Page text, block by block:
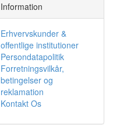
Information
Erhvervskunder &
offentlige institutioner
Persondatapolitik
Forretningsvilkår,
betingelser og
reklamation
Kontakt Os